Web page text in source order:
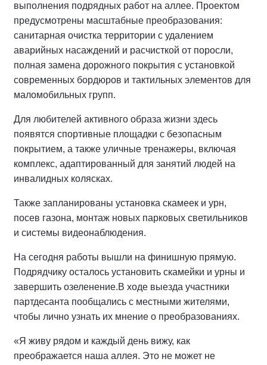
выполнения подрядных работ на аллее. Проектом
предусмотрены масштабные преобразования:
санитарная очистка территории с удалением
аварийных насаждений и расчисткой от поросли,
полная замена дорожного покрытия с установкой
современных бордюров и тактильных элементов для
маломобильных групп.
Для любителей активного образа жизни здесь
появятся спортивные площадки с безопасным
покрытием, а также уличные тренажеры, включая
комплекс, адаптированный для занятий людей на
инвалидных колясках.
Также запланированы установка скамеек и урн,
посев газона, монтаж новых парковых светильников
и системы видеонаблюдения.
На сегодня работы вышли на финишную прямую.
Подрядчику осталось установить скамейки и урны и
завершить озеленение.В ходе выезда участники
партдесанта пообщались с местными жителями,
чтобы лично узнать их мнение о преобразованиях.
«Я живу рядом и каждый день вижу, как
преображается наша аллея. Это не может не